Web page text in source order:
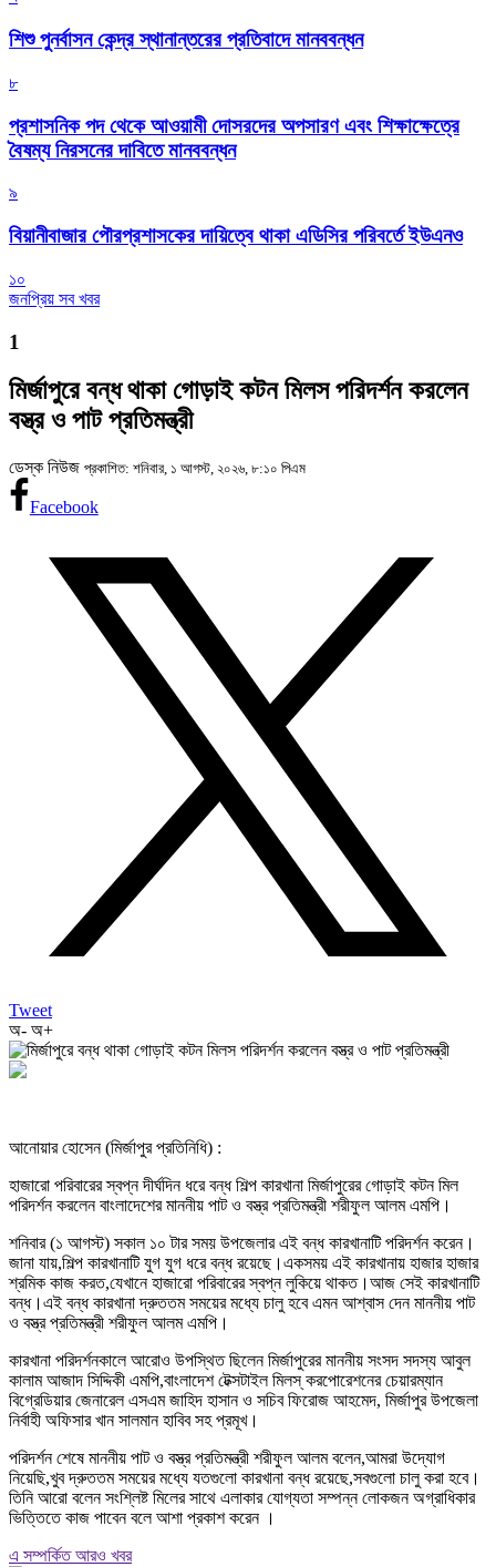
শিশু পুনর্বাসন কেন্দ্র স্থানান্তরের প্রতিবাদে মানববন্ধন
৮
প্রশাসনিক পদ থেকে আওয়ামী দোসরদের অপসারণ এবং শিক্ষাক্ষেত্রে
বৈষম্য নিরসনের দাবিতে মানববন্ধন
৯
বিয়ানীবাজার পৌরপ্রশাসকের দায়িত্বে থাকা এডিসির পরিবর্তে ইউএনও
১০
জনপ্রিয় সব খবর
1
মির্জাপুরে বন্ধ থাকা গোড়াই কটন মিলস পরিদর্শন করলেন
বস্ত্র ও পাট প্রতিমন্ত্রী
ডেস্ক নিউজ প্রকাশিত: শনিবার, ১ আগস্ট, ২০২৬, ৮:১০ পিএম
Facebook
Tweet
অ- অ+
আনোয়ার হোসেন (মির্জাপুর প্রতিনিধি) :
হাজারো পরিবারের স্বপ্ন দীর্ঘদিন ধরে বন্ধ শিল্প কারখানা মির্জাপুরের গোড়াই কটন মিল
পরিদর্শন করলেন বাংলাদেশের মাননীয় পাট ও বস্ত্র প্রতিমন্ত্রী শরীফুল আলম এমপি।
শনিবার (১ আগস্ট) সকাল ১০ টার সময় উপজেলার এই বন্ধ কারখানাটি পরিদর্শন করেন।
জানা যায়,শিল্প কারখানাটি যুগ যুগ ধরে বন্ধ রয়েছে।একসময় এই কারখানায় হাজার হাজার
শ্রমিক কাজ করত,যেখানে হাজারো পরিবারের স্বপ্ন লুকিয়ে থাকত।আজ সেই কারখানাটি
বন্ধ।এই বন্ধ কারখানা দ্রুততম সময়ের মধ্যে চালু হবে এমন আশ্বাস দেন মাননীয় পাট
ও বস্ত্র প্রতিমন্ত্রী শরীফুল আলম এমপি।
কারখানা পরিদর্শনকালে আরোও উপস্থিত ছিলেন মির্জাপুরের মাননীয় সংসদ সদস্য আবুল
কালাম আজাদ সিদ্দিকী এমপি,বাংলাদেশ টেক্সটাইল মিলস্ করপোরেশনের চেয়ারম্যান
বিগ্রেডিয়ার জেনারেল এসএম জাহিদ হাসান ও সচিব ফিরোজ আহমেদ, মির্জাপুর উপজেলা
নির্বাহী অফিসার খান সালমান হাবিব সহ প্রমূখ।
পরিদর্শন শেষে মাননীয় পাট ও বস্ত্র প্রতিমন্ত্রী শরীফুল আলম বলেন,আমরা উদ্যোগ
নিয়েছি,খুব দ্রুততম সময়ের মধ্যে যতগুলো কারখানা বন্ধ রয়েছে,সবগুলো চালু করা হবে।
তিনি আরো বলেন সংশ্লিষ্ট মিলের সাথে এলাকার যোগ্যতা সম্পন্ন লোকজন অগ্রাধিকার
ভিত্তিতে কাজ পাবেন বলে আশা প্রকাশ করেন ।
এ সম্পর্কিত আরও খবর